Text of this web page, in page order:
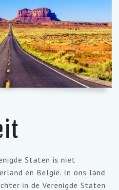
Staten is niet
en België. In ons land
in de Verenigde Staten